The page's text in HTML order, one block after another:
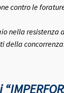
contro le
nella resistenza
della concorrenza.